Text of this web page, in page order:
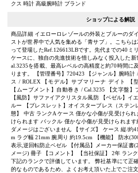
クス 時計 高級腕時計 ブランド
ショップによる解説
商品詳細 イエローロレゾールの外装とブルーのダ
ストが世界中で人気を集める「青サブ」。こちら
って登場したRef.126613LBです。先代までの40ミ
ケースに、独自の先進技術を惜しみなく投入した
al.3235を搭載、最高レベルの高精度と約70時間に
ります。 【管理番号】720423 【ジャンル】腕時計
ス / ROLEX 【モデル】サブマリーナ デイト 【
【ムーブメント】自動巻き / Cal.3235 【文字盤
【風防】サファイアクリスタル風防 【ベゼル】イ
ルー 【ブレスレット】オイスターブレス（ステン
態】 中古 ランクA ケース 僅かな小傷が見受けら
けられます バックル 僅かな小傷が見受けられま
ダメージはございません 【サイズ】 ケース 縦/約
m ラグ幅 21mm 腕周り 約19.5cm 【機能】 防水
表示,逆回転防止ベゼル 【付属品】メーカー保証書
メージ) 冊子 【コメント】 【当社保証】 2年 ラン
下記のランクで評価しています。 弊社基準にて正
的なものであるため、よくお考え頂いた上でご注